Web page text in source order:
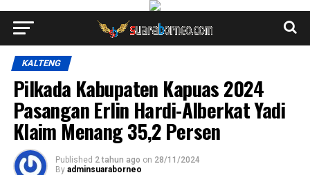
KALTENG
Pilkada Kabupaten Kapuas 2024
Pasangan Erlin Hardi-Alberkat Yadi
Klaim Menang 35,2 Persen
Published 2 tahun ago on 28/11/2024
By adminsuaraborneo